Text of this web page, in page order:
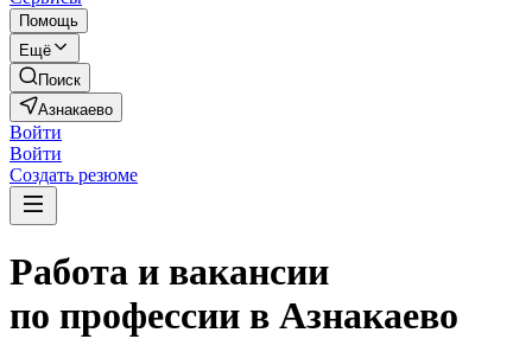
Помощь
Ещё
Поиск
Азнакаево
Войти
Войти
Создать резюме
Работа и вакансии
по профессии в Азнакаево